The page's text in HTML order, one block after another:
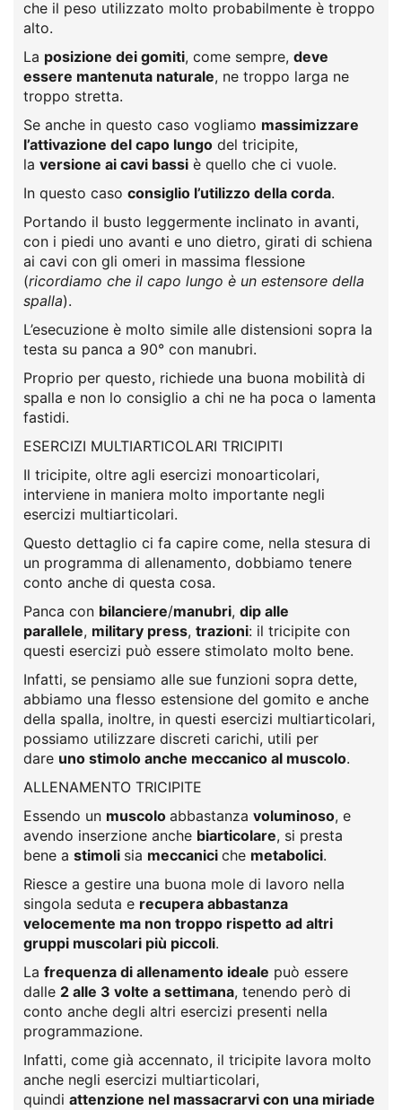
che il peso utilizzato molto probabilmente è troppo
alto.
La posizione dei gomiti, come sempre, deve
essere mantenuta naturale, ne troppo larga ne
troppo stretta.
Se anche in questo caso vogliamo massimizzare
l’attivazione del capo lungo del tricipite,
la versione ai cavi bassi è quello che ci vuole.
In questo caso consiglio l’utilizzo della corda.
Portando il busto leggermente inclinato in avanti,
con i piedi uno avanti e uno dietro, girati di schiena
ai cavi con gli omeri in massima flessione
(ricordiamo che il capo lungo è un estensore della
spalla).
L’esecuzione è molto simile alle distensioni sopra la
testa su panca a 90° con manubri.
Proprio per questo, richiede una buona mobilità di
spalla e non lo consiglio a chi ne ha poca o lamenta
fastidi.
ESERCIZI MULTIARTICOLARI TRICIPITI
Il tricipite, oltre agli esercizi monoarticolari,
interviene in maniera molto importante negli
esercizi multiarticolari.
Questo dettaglio ci fa capire come, nella stesura di
un programma di allenamento, dobbiamo tenere
conto anche di questa cosa.
Panca con bilanciere/manubri, dip alle
parallele, military press, trazioni: il tricipite con
questi esercizi può essere stimolato molto bene.
Infatti, se pensiamo alle sue funzioni sopra dette,
abbiamo una flesso estensione del gomito e anche
della spalla, inoltre, in questi esercizi multiarticolari,
possiamo utilizzare discreti carichi, utili per
dare uno stimolo anche meccanico al muscolo.
ALLENAMENTO TRICIPITE
Essendo un muscolo abbastanza voluminoso, e
avendo inserzione anche biarticolare, si presta
bene a stimoli sia meccanici che metabolici.
Riesce a gestire una buona mole di lavoro nella
singola seduta e recupera abbastanza
velocemente ma non troppo rispetto ad altri
gruppi muscolari più piccoli.
La frequenza di allenamento ideale può essere
dalle 2 alle 3 volte a settimana, tenendo però di
conto anche degli altri esercizi presenti nella
programmazione.
Infatti, come già accennato, il tricipite lavora molto
anche negli esercizi multiarticolari,
quindi attenzione nel massacrarvi con una miriade